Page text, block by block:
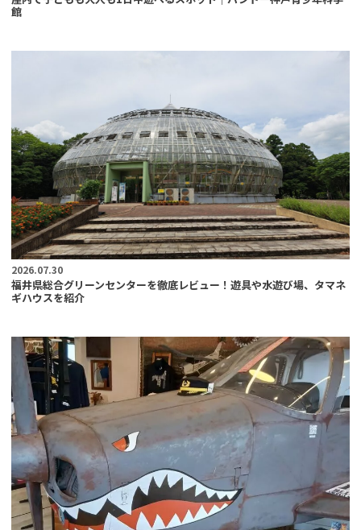
館
2026.07.30
福井県総合グリーンセンターを徹底レビュー！遊具や水遊び場、タマネ
ギハウスを紹介